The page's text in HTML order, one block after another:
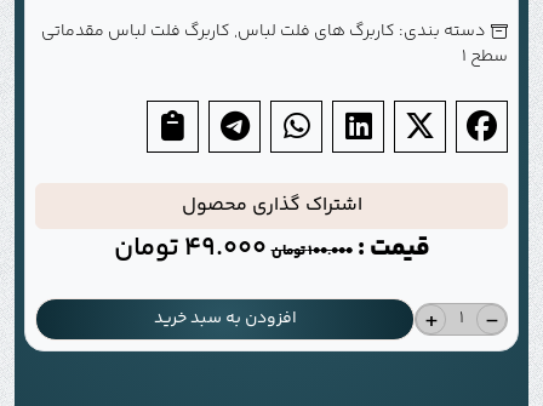
دسته بندی: کاربرگ های فلت لباس, کاربرگ فلت لباس مقدماتی
سطح 1
اشتراک گذاری محصول
قیمت :100.000تومان 49.000تومان
-
+ افزودن به سبد خرید